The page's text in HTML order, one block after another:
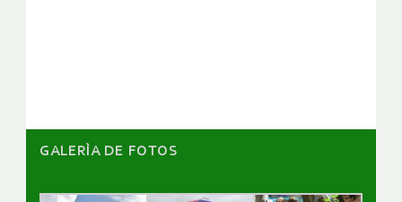
GALERÌA DE FOTOS